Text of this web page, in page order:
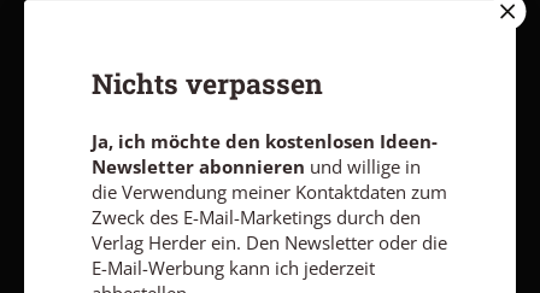
Jetzt anmelden
Nichts verpassen
Ja, ich möchte den kostenlosen Ideen-
Newsletter abonnieren und willige in
die Verwendung meiner Kontaktdaten zum
Zweck des E-Mail-Marketings durch den
Verlag Herder ein. Den Newsletter oder die
E-Mail-Werbung kann ich jederzeit